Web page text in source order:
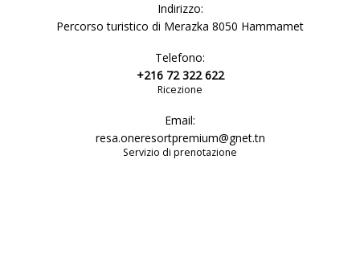
Indirizzo:
Percorso turistico di Merazka 8050 Hammamet
Telefono:
+216 72 322 622
Ricezione
Email:
resa.oneresortpremium@gnet.tn
Servizio di prenotazione